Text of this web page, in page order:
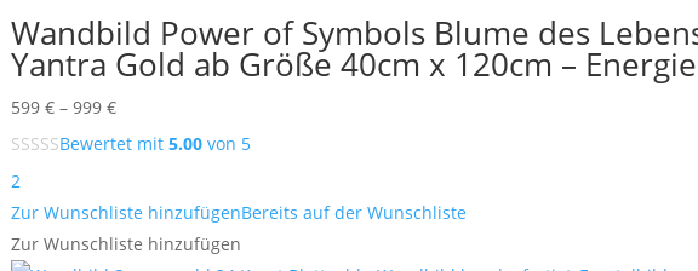
Wandbild Power of Symbols Blume des
Yantra Gold ab Größe 40cm x 120cm –
599 € – 999 €Preisspanne:
599 €
999 €
Bewertet mit 5.00von 5
2
Zur Wunschliste hinzufügenBereits auf der Wunschliste
Zur Wunschliste hinzufügen